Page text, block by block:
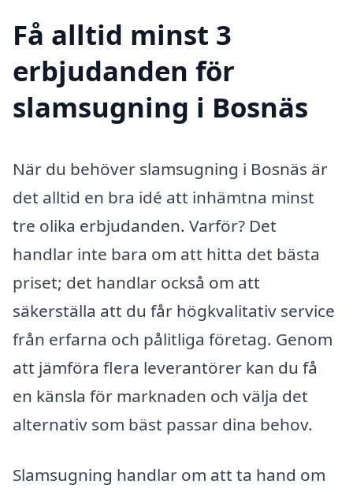
Få alltid minst 3
erbjudanden för
slamsugning i Bosnäs
När du behöver slamsugning i Bosnäs är
det alltid en bra idé att inhämtna minst
tre olika erbjudanden. Varför? Det
handlar inte bara om att hitta det bästa
priset; det handlar också om att
säkerställa att du får högkvalitativ service
från erfarna och pålitliga företag. Genom
att jämföra flera leverantörer kan du få
en känsla för marknaden och välja det
alternativ som bäst passar dina behov.
Slamsugning handlar om att ta hand om